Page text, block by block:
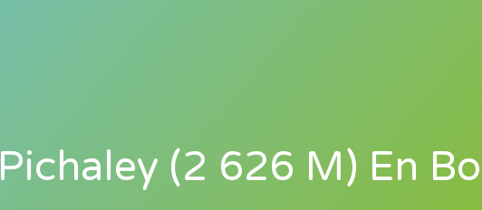
Pichaley (2 626 M) En